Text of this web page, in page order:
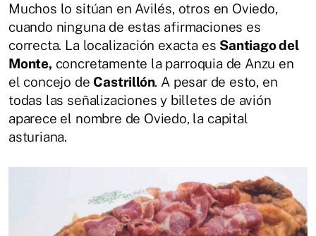
Muchos lo sitúan en Avilés, otros en Oviedo,
cuando ninguna de estas afirmaciones es
correcta. La localización exacta es Santiago del
Monte, concretamente la parroquia de Anzu en
el concejo de Castrillón. A pesar de esto, en
todas las señalizaciones y billetes de avión
aparece el nombre de Oviedo, la capital
asturiana.